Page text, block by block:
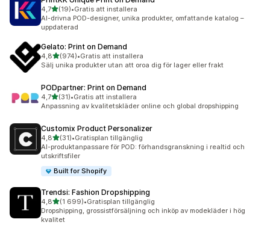
4,7av 5 stjärnor
(19)
19 recensioner totalt
•Gratis att installera
AI-drivna POD-designer, unika produkter, omfattande katalog –
uppdaterad
Gelato: Print on Demand
4,8av 5 stjärnor
(974)
974 recensioner totalt
•Gratis att installera
Sälj unika produkter utan att oroa dig för lager eller frakt
PODpartner: Print on Demand
4,7av 5 stjärnor
(31)
31 recensioner totalt
•Gratis att installera
Anpassning av kvalitetskläder online och global dropshipping
Customix Product Personalizer
4,8av 5 stjärnor
(31)
31 recensioner totalt
•Gratisplan tillgänglig
AI-produktanpassare för POD: förhandsgranskning i realtid och
utskriftsfiler
Built for Shopify
Trendsi: Fashion Dropshipping
4,8av 5 stjärnor
(1 699)
1699 recensioner totalt
•Gratisplan tillgänglig
Dropshipping, grossistförsäljning och inköp av modekläder i hög
kvalitet